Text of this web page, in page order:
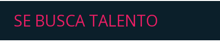
SE BUSCA TALENTO